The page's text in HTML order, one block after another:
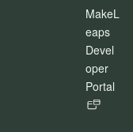
MakeL
eaps
Devel
oper
Portal